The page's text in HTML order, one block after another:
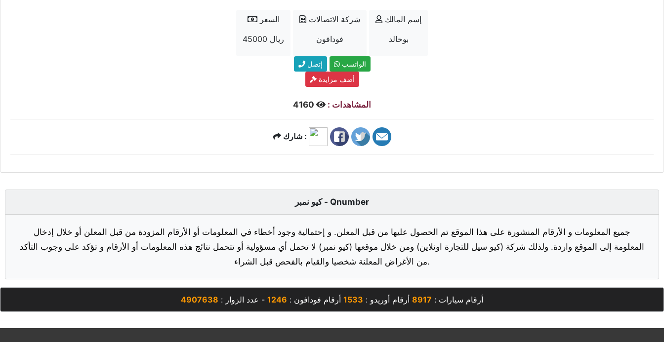
السعر
45000 ريال
شركة الاتصالات
فودافون
إسم المالك
بوخالد
إتصل
الواتسب
أضف مزايدة
المشاهدات :
شارك :
كيو نمبر - Qnumber
جميع المعلومات و الأرقام المنشورة على هذا الموقع تم الحصول عليها من قبل المعلن. و إحتمالية وجود أخطاء في المعلومات أو الأرقام المزودة من قبل المعلن أو خلال إدخال
المعلومة إلى الموقع واردة. ولذلك شركة (كيو سيل للتجارة اونلاين) ومن خلال موقعها (كيو نمبر) لا تحمل أي مسؤولية أو تتحمل نتائج هذه المعلومات أو الأرقام و تؤكد على وجوب التأكد
من الأغراض المعلنة شخصيا والقيام بالفحص قبل الشراء.
أرقام سيارات : 8917 أرقام أوريدو : 1533 أرقام فودافون : 1246 - عدد الزوار : 4907638